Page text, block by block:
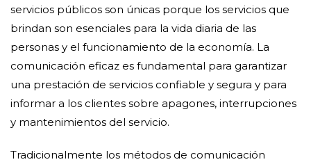
servicios públicos son únicas porque los servicios que
brindan son esenciales para la vida diaria de las
personas y el funcionamiento de la economía. La
comunicación eficaz es fundamental para garantizar
una prestación de servicios confiable y segura y para
informar a los clientes sobre apagones, interrupciones
y mantenimientos del servicio.
Tradicionalmente los métodos de comunicación